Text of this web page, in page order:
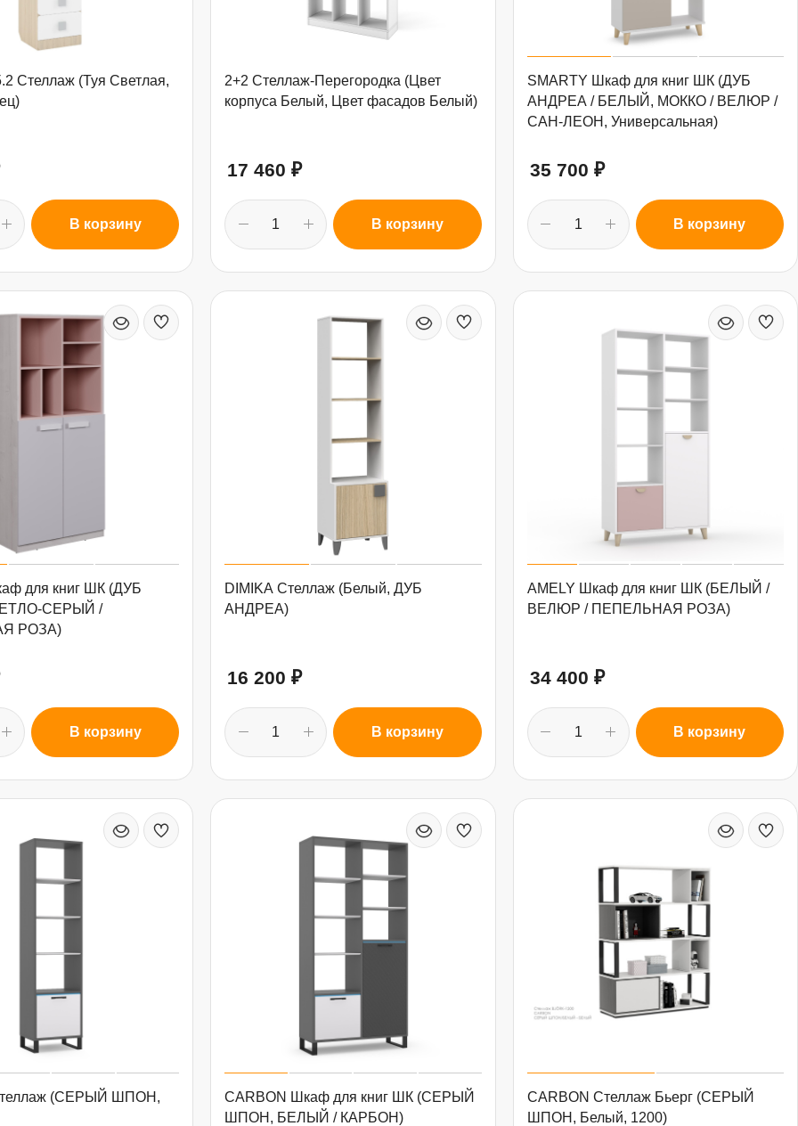
Стеллаж (Туя Светлая,
В корзину
2+2 Стеллаж-Перегородка (Цвет
корпуса Белый, Цвет фасадов Белый)
17 460 ₽
В корзину
SMARTY Шкаф для книг ШК (ДУБ
АНДРЕА / БЕЛЫЙ, МОККО / ВЕЛЮР /
САН-ЛЕОН, Универсальная)
35 700 ₽
В корзину
для книг ШК (ДУБ
СЕРЫЙ /
РОЗА)
В корзину
DIMIKA Стеллаж (Белый, ДУБ
АНДРЕА)
16 200 ₽
В корзину
AMELY Шкаф для книг ШК (БЕЛЫЙ /
ВЕЛЮР / ПЕПЕЛЬНАЯ РОЗА)
34 400 ₽
В корзину
(СЕРЫЙ ШПОН,
CARBON Шкаф для книг ШК (СЕРЫЙ
ШПОН, БЕЛЫЙ / КАРБОН)
CARBON Стеллаж Бьерг (СЕРЫЙ
ШПОН, Белый, 1200)